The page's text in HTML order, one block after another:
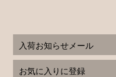
入荷お知らせメール
お気に入りに登録